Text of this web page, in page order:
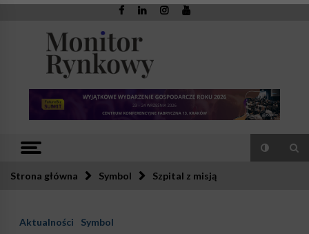
Skip
Monitor
Rynkowy
Strona główna Symbol Szpital z misją
Aktualności Symbol